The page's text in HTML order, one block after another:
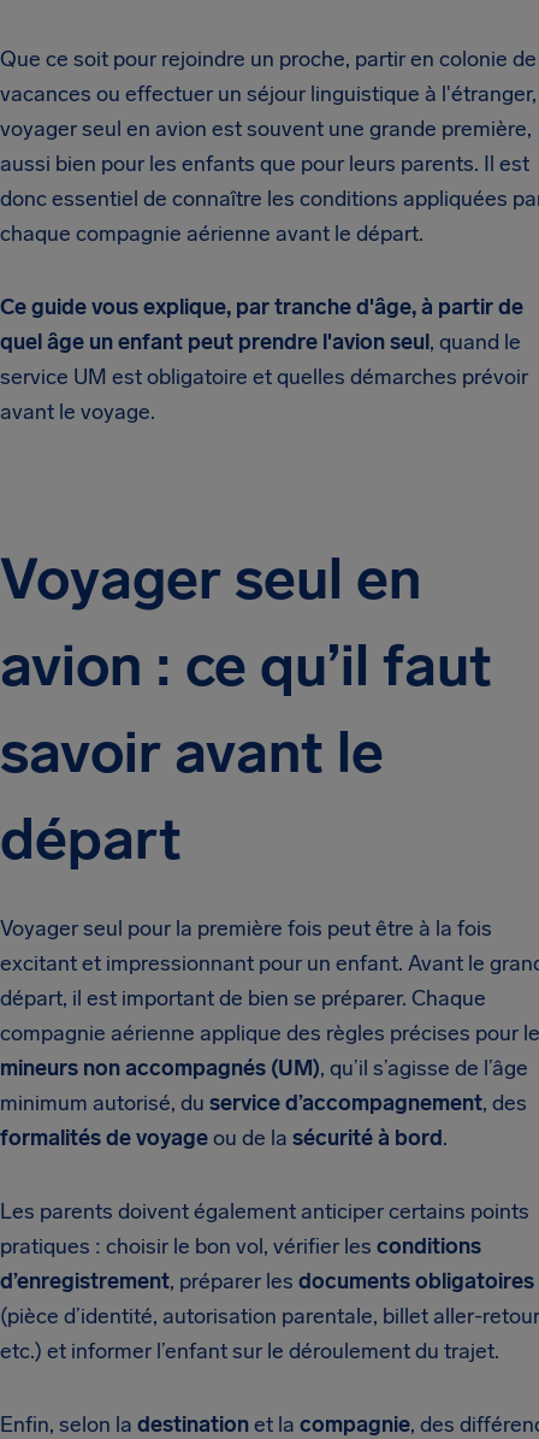
Que ce soit pour rejoindre un proche, partir en colonie de
vacances ou effectuer un séjour linguistique à l'étranger,
voyager seul en avion est souvent une grande première,
aussi bien pour les enfants que pour leurs parents. Il est
donc essentiel de connaître les conditions appliquées
chaque compagnie aérienne avant le départ.
Ce guide vous explique, par tranche d'âge, à partir de
quel âge un enfant peut prendre l'avion seul, quand le
service UM est obligatoire et quelles démarches prévoir
avant le voyage.
Voyager seul en
avion : ce qu’il faut
savoir avant le
départ
Voyager seul pour la première fois peut être à la fois
excitant et impressionnant pour un enfant. Avant le
départ, il est important de bien se préparer. Chaque
compagnie aérienne applique des règles précises pour
mineurs non accompagnés (UM), qu’il s’agisse de l’âge
minimum autorisé, du service d’accompagnement, des
formalités de voyageou de la sécurité à bord.
Les parents doivent également anticiper certains points
pratiques : choisir le bon vol, vérifier les conditions
d’enregistrement, préparer les documents obligatoires
(pièce d’identité, autorisation parentale, billet aller-
etc.) et informer l’enfant sur le déroulement du trajet.
Enfin, selon la destinationet la compagnie, des